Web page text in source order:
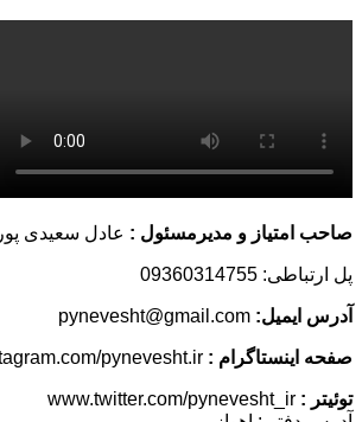
صاحب امتیاز و مدیرمسئول : عادل سعیدی پور
پل ارتباطی: 09360314755
آدرس ایمیل:
صفحه اینستاگرام :
توئیتر :